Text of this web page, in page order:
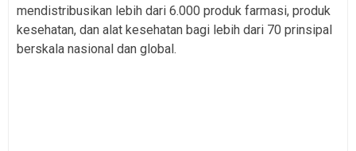
mendistribusikan lebih dari 6.000 produk farmasi, produk
kesehatan, dan alat kesehatan bagi lebih dari 70 prinsipal
berskala nasional dan global.